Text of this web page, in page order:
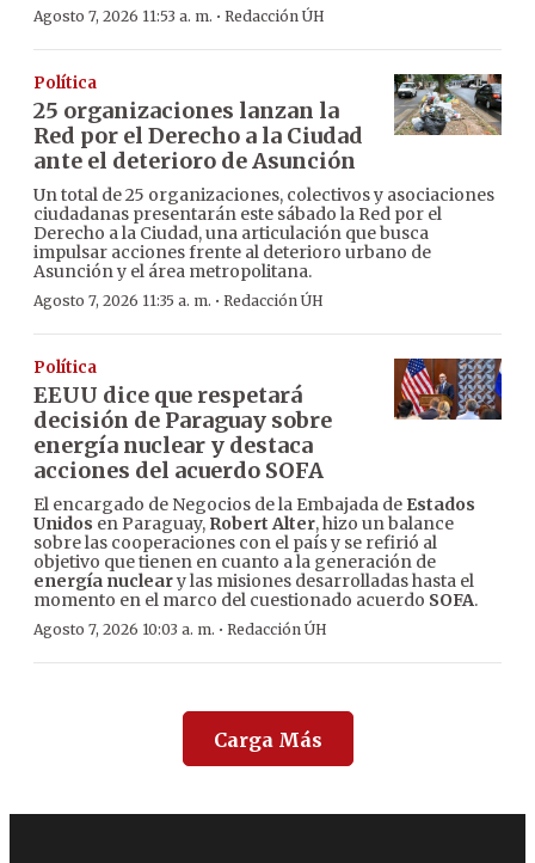
Agosto 7, 2026 11:53 a. m. · Redacción ÚH
Política
25 organizaciones lanzan la
Red por el Derecho a la Ciudad
ante el deterioro de Asunción
Un total de 25 organizaciones, colectivos y asociaciones
ciudadanas presentarán este sábado la Red por el
Derecho a la Ciudad, una articulación que busca
impulsar acciones frente al deterioro urbano de
Asunción y el área metropolitana.
Agosto 7, 2026 11:35 a. m. · Redacción ÚH
Política
EEUU dice que respetará
decisión de Paraguay sobre
energía nuclear y destaca
acciones del acuerdo SOFA
El encargado de Negocios de la Embajada de Estados
Unidos en Paraguay, Robert Alter, hizo un balance
sobre las cooperaciones con el país y se refirió al
objetivo que tienen en cuanto a la generación de
energía nucleary las misiones desarrolladas hasta el
momento en el marco del cuestionado acuerdo SOFA.
Agosto 7, 2026 10:03 a. m. · Redacción ÚH
Carga Más